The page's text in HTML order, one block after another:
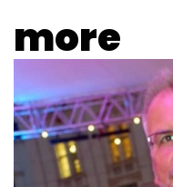
more